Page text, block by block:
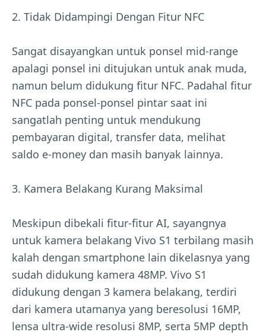
2. Tidak Didampingi Dengan Fitur NFC
Sangat disayangkan untuk ponsel mid-range
apalagi ponsel ini ditujukan untuk anak muda,
namun belum didukung fitur NFC. Padahal fitur
NFC pada ponsel-ponsel pintar saat ini
sangatlah penting untuk mendukung
pembayaran digital, transfer data, melihat
saldo e-money dan masih banyak lainnya.
3. Kamera Belakang Kurang Maksimal
Meskipun dibekali fitur-fitur AI, sayangnya
untuk kamera belakang Vivo S1 terbilang masih
kalah dengan smartphone lain dikelasnya yang
sudah didukung kamera 48MP. Vivo S1
didukung dengan 3 kamera belakang, terdiri
dari kamera utamanya yang beresolusi 16MP,
lensa ultra-wide resolusi 8MP, serta 5MP depth